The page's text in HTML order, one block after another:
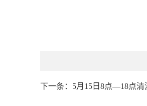
下一条： 5月15日8点—18点清